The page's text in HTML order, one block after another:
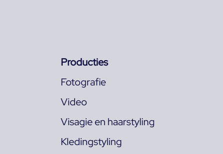
Producties
Fotografie
Video
Visagie en haarstyling
Kledingstyling